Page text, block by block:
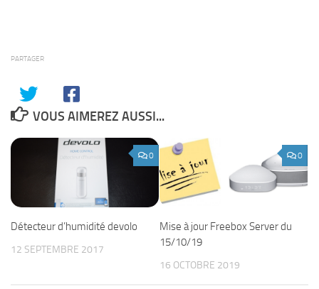
PARTAGER
VOUS AIMEREZ AUSSI...
0
Détecteur d’humidité devolo
12 SEPTEMBRE 2017
0
Mise à jour Freebox Server du
15/10/19
16 OCTOBRE 2019